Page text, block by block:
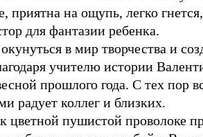
приятна на ощупь, легко
для фантазии ребенка.
в мир творчества и
учителю истории
прошлого года. С тех пор
радует коллег и близких.
цветной пушистой проволоке